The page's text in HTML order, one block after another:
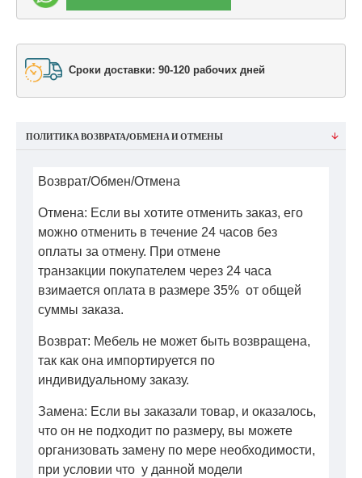
Сроки доставки: 90-120 рабочих дней
ПОЛИТИКА ВОЗВРАТА/ОБМЕНА И ОТМЕНЫ
Возврат/Обмен/Отмена
Отмена: Если вы хотите отменить заказ, его
можно отменить в течение 24 часов без
оплаты за отмену. При отмене
транзакции покупателем через 24 часа
взимается оплата в размере 35% от общей
суммы заказа.
Возврат: Мебель не может быть возвращена,
так как она импортируется по
индивидуальному заказу.
Замена: Если вы заказали товар, и оказалось,
что он не подходит по размеру, вы можете
организовать замену по мере необходимости,
при условии что у данной модели